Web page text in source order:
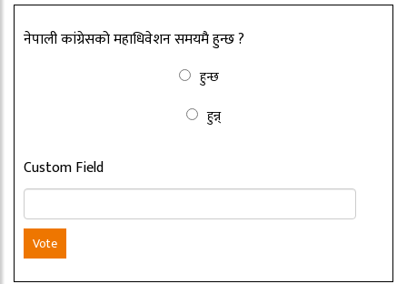
नेपाली कांग्रेसको महाधिवेशन समयमै हुन्छ ?
हुन्छ
हुन्न्
Custom Field
Vote